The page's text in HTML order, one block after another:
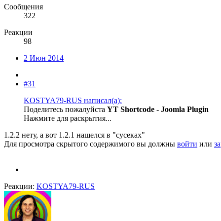
Сообщения
322
Реакции
98
2 Июн 2014
#31
KOSTYA79-RUS написал(а):
Поделитесь пожалуйста YT Shortcode - Joomla Plugin
Нажмите для раскрытия...
1.2.2 нету, а вот 1.2.1 нашелся в "сусеках"
Для просмотра скрытого содержимого вы должны войти или
Реакции: KOSTYA79-RUS